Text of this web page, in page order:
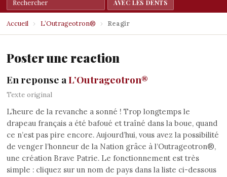
Accueil › L’Outrageotron® › Reagir
Poster une reaction
En reponse aL’Outrageotron®
Texte original
L’heure de la revanche a sonné ! Trop longtemps le
drapeau français a été bafoué et traîné dans la boue, quand
ce n’est pas pire encore. Aujourd’hui, vous avez la possibilité
de venger l’honneur de la Nation grâce à l’Outrageotron®,
une création Brave Patrie. Le fonctionnement est très
simple : cliquez sur un nom de pays dans la liste ci-dessous